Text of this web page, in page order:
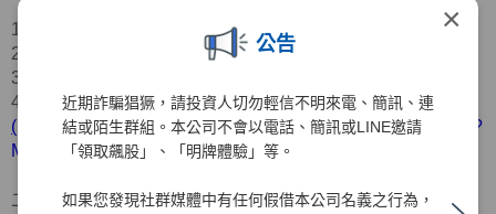
×
公告
近期詐騙猖獗，請投資人切勿輕信不明來電、簡訊、連
結或陌生群組。本公司不會以電話、簡訊或LINE邀請
「領取飆股」、「明牌體驗」等。
如果您發現社群媒體中有任何假借本公司名義之行為，
1.公司名稱：元大證券股份有限公司
2.公司地址：台北市中山區南京東路三段
3.服務電話：
4.營業據點：請參考官網資訊
( https://www.yuanta.com.tw/eyuanta/Securities/YuantaMap/?
MainId=00415&C1=2018040209063191&C2=&Level=1
二、合作業者資訊